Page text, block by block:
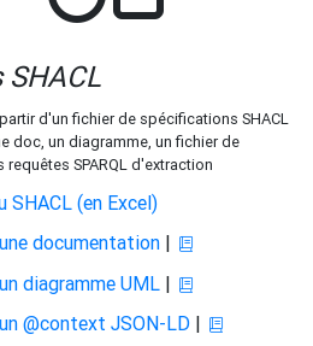
SHACL
d'un fichier de spécifications SHACL
doc, un diagramme, un fichier de
requêtes SPARQL d'extraction
SHACL (en Excel)
documentation|
diagramme UML|
@context JSON-LD|